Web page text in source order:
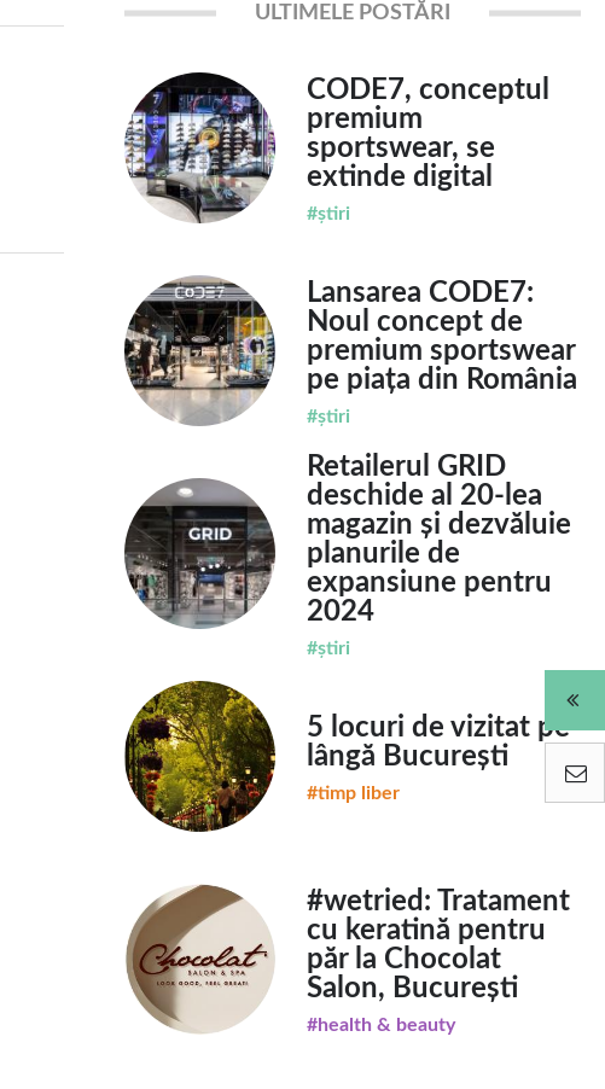
ULTIMELE POSTĂRI
CODE7, conceptul
premium
sportswear, se
extinde digital
#știri
Lansarea CODE7:
Noul concept de
premium sportswear
pe piața din România
#știri
Retailerul GRID
deschide al 20-lea
magazin și dezvăluie
planurile de
expansiune pentru
2024
#știri
5 locuri de vizitat pe
lângă București
#timp liber
#wetried: Tratament
cu keratină pentru
păr la Chocolat
Salon, București
#health & beauty